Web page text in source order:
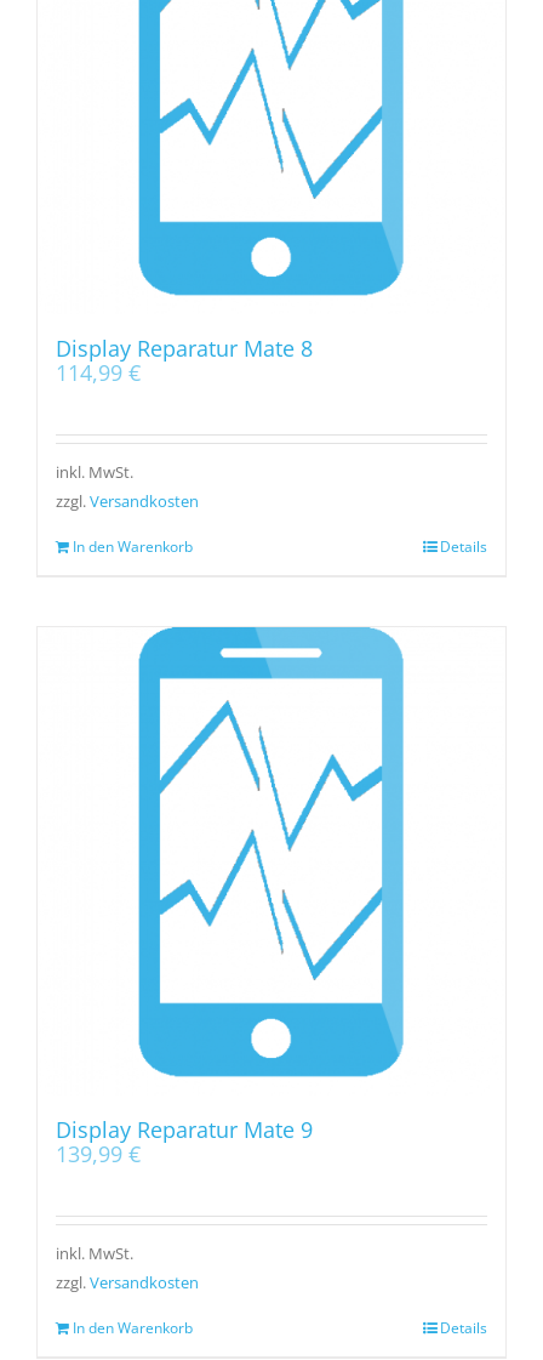
Display Reparatur Mate 8
114,99 €
inkl. MwSt.
zzgl.Versandkosten
In den Warenkorb Details
Display Reparatur Mate 9
139,99 €
inkl. MwSt.
zzgl.Versandkosten
In den Warenkorb Details